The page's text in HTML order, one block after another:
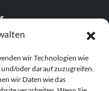
wir Technologien wie
oder darauf zuzugreifen.
wir Daten wie das